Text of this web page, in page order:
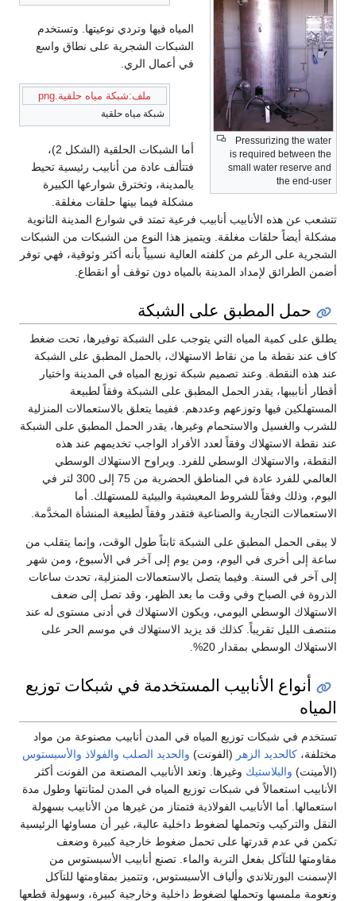
Pressurizing the water
is required between the
small water reserve and
the end-user
المياه فيها وتردي نوعيتها. وتستخدم
الشبكات الشجرية على نطاق واسع
في أعمال الري.
ملف:شبكة مياه حلقية.png
شبكة مياه حلقية
أما الشبكات الحلقية (الشكل 2)،
فتتألف عادة من أنابيب رئيسية تحيط
بالمدينة، وتخترق شوارعها الكبيرة
مشكلة فيما بينها حلقات مغلقة.
تتشعب عن هذه الأنابيب أنابيب فرعية تمتد في شوارع المدينة الثانوية
مشكلة أيضاً حلقات مغلقة. ويتميز هذا النوع من الشبكات من الشبكات
الشجرية على الرغم من كلفته العالية نسبياً بأنه أكثر وثوقية، فهي توفر
أضمن الطرائق لإمداد المدينة بالمياه دون توقف أو انقطاع.
حمل المطبق على الشبكة
يطلق على كمية المياه التي يتوجب على الشبكة توفيرها، تحت ضغط
كاف عند نقطة ما من نقاط الاستهلاك، بالحمل المطبق على الشبكة
عند هذه النقطة. وعند تصميم شبكة توزيع المياه في المدينة واختيار
أقطار أنابيبها، يقدر الحمل المطبق على الشبكة وفقاً لطبيعة
المستهلكين فيها وتوزعهم وعددهم. ففيما يتعلق بالاستعمالات المنزلية
للشرب والغسيل والاستحمام وغيرها، يقدر الحمل المطبق على الشبكة
عند نقطة الاستهلاك وفقاً لعدد الأفراد الواجب تخديمهم عند هذه
النقطة، والاستهلاك الوسطي للفرد. ويراوح الاستهلاك الوسطي
العالمي للفرد عادة في المناطق الحضرية من 75 إلى 300 لتر في
اليوم، وذلك وفقاً للشروط المعيشية والبيئية للمستهلك. أما
الاستعمالات التجارية والصناعية فتقدر وفقاً لطبيعة المنشأة المخدَّمة.
لا يبقى الحمل المطبق على الشبكة ثابتاً طول الوقت، وإنما يتقلب من
ساعة إلى أخرى في اليوم، ومن يوم إلى آخر في الأسبوع، ومن شهر
إلى آخر في السنة. وفيما يتصل بالاستعمالات المنزلية، تحدث ساعات
الذروة في الصباح وفي وقت ما بعد الظهر، وقد تصل إلى ضعف
الاستهلاك الوسطي اليومي، ويكون الاستهلاك في أدنى مستوى له عند
منتصف الليل تقريباً. كذلك قد يزيد الاستهلاك في موسم الحر على
الاستهلاك الوسطي بمقدار 20%.
أنواع الأنابيب المستخدمة في شبكات توزيع
المياه
تستخدم في شبكات توزيع المياه في المدن أنابيب مصنوعة من مواد
مختلفة، كالحديد الزهر (الفونت) والحديد الصلب والفولاذ والأسبستوس
(الأمينت) والبلاستيك وغيرها. وتعد الأنابيب المصنعة من الفونت أكثر
الأنابيب استعمالاً في شبكات توزيع المياه في المدن لمتانتها وطول مدة
استعمالها. أما الأنابيب الفولاذية فتمتاز من غيرها من الأنابيب بسهولة
النقل والتركيب وتحملها لضغوط داخلية عالية، غير أن مساوئها الرئيسية
تكمن في عدم قدرتها على تحمل ضغوط خارجية كبيرة وضعف
مقاومتها للتآكل بفعل التربة والماء. تصنع أنابيب الأسبستوس من
الإسمنت البورتلاندي وألياف الأسبستوس، وتتميز بمقاومتها للتآكل
ونعومة ملمسها وتحملها لضغوط داخلية وخارجية كبيرة، وسهولة قطعها